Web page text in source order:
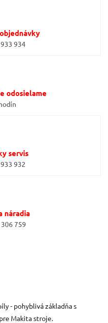
934
odosielame
servis
932
náradia
759
- pohyblivá základňa s
Makita stroje.